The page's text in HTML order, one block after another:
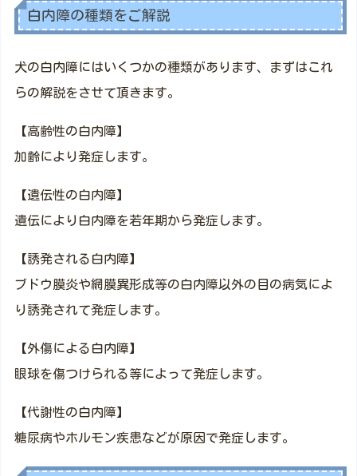
白内障の種類をご解説
犬の白内障にはいくつかの種類があります、まずはこれ
らの解説をさせて頂きます。
【高齢性の白内障】
加齢により発症します。
【遺伝性の白内障】
遺伝により白内障を若年期から発症します。
【誘発される白内障】
ブドウ膜炎や網膜異形成等の白内障以外の目の病気によ
り誘発されて発症します。
【外傷による白内障】
眼球を傷つけられる等によって発症します。
【代謝性の白内障】
糖尿病やホルモン疾患などが原因で発症します。